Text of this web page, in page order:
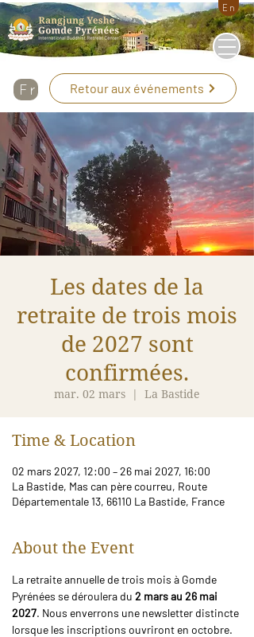
En
Fr Retour aux événements
Les dates de la
retraite de trois mois
de 2027 sont
confirmées.
mar. 02 mars
  |
La Bastide
Time & Location
02 mars 2027, 12:00 – 26 mai 2027, 16:00
La Bastide, Mas can père courreu, Route
Départementale 13, 66110 La Bastide, France
About the Event
La retraite annuelle de trois mois à Gomde
Pyrénées se déroulera du 2 mars au 26 mai
2027. Nous enverrons une newsletter distincte
lorsque les inscriptions ouvriront en octobre.